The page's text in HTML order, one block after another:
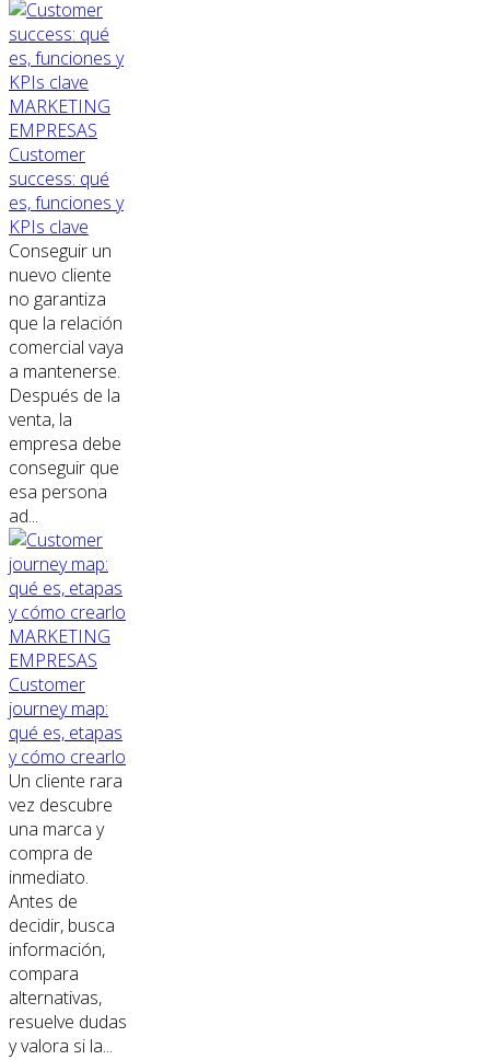
MARKETING
EMPRESAS
Customer
success: qué
es, funciones y
KPIs clave
Conseguir un
nuevo cliente
no garantiza
que la relación
comercial vaya
a mantenerse.
Después de la
venta, la
empresa debe
conseguir que
esa persona
ad...
MARKETING
EMPRESAS
Customer
journey map:
qué es, etapas
y cómo crearlo
Un cliente rara
vez descubre
una marca y
compra de
inmediato.
Antes de
decidir, busca
información,
compara
alternativas,
resuelve dudas
y valora si la...